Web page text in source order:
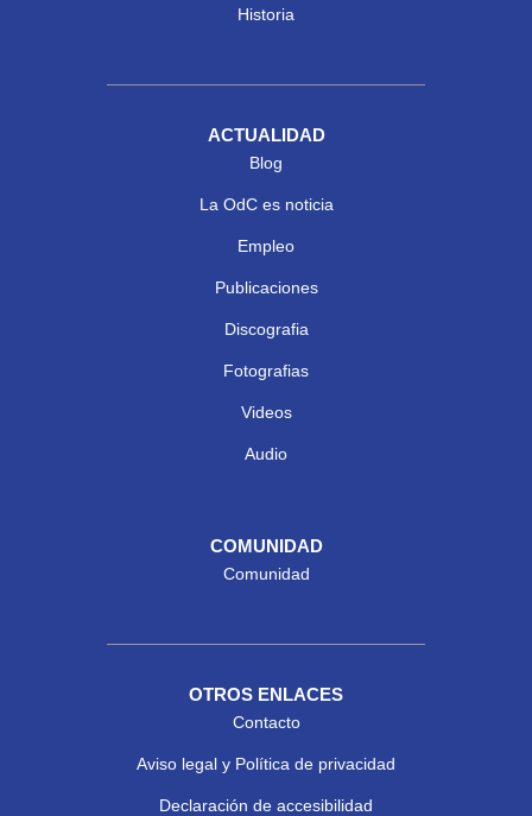
Historia
ACTUALIDAD
Blog
La OdC es noticia
Empleo
Publicaciones
Discografia
Fotografias
Videos
Audio
COMUNIDAD
Comunidad
OTROS ENLACES
Contacto
Aviso legal y Política de privacidad
Declaración de accesibilidad